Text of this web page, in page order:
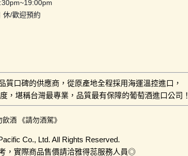
休/歡迎預約
口碑的供應商，從原產地全程採用海運溫控進口，
，堪稱台灣最專業，品質最有保障的葡萄酒進口公司！
酒 《請勿酒駕》
Co., Ltd. All Rights Reserved.
，實際商品售價請洽雅得蕊服務人員◎